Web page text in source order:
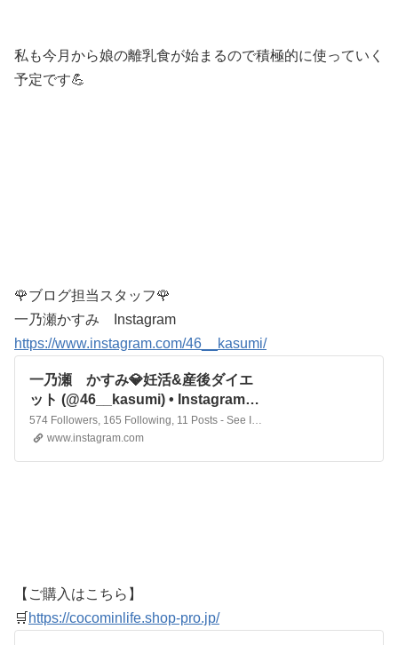
私も今月から娘の離乳食が始まるので積極的に使っていく
予定です💪
🌹ブログ担当スタッフ🌹
一乃瀬かすみ Instagram
https://www.instagram.com/46__kasumi/
一乃瀬 かすみ💎妊活&産後ダイエ
ット (@46__kasumi) • Instagram
photos and videos
574 Followers, 165 Following, 11 Posts - See Instagram photos and videos from 一乃瀬 かすみ💎妊活&産後ダイエット (@46__kasumi)
www.instagram.com
【ご購入はこちら】
🛒 https://cocominlife.shop-pro.jp/